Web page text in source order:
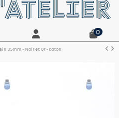
0
35mm - Noir et Or - coton